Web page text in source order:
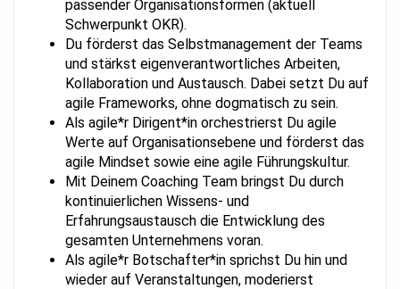
passender Organisationsformen (aktuell
Schwerpunkt OKR).
Du förderst das Selbstmanagement der Teams
und stärkst eigenverantwortliches Arbeiten,
Kollaboration und Austausch. Dabei setzt Du auf
agile Frameworks, ohne dogmatisch zu sein.
Als agile*r Dirigent*in orchestrierst Du agile
Werte auf Organisationsebene und förderst das
agile Mindset sowie eine agile Führungskultur.
Mit Deinem Coaching Team bringst Du durch
kontinuierlichen Wissens- und
Erfahrungsaustausch die Entwicklung des
gesamten Unternehmens voran.
Als agile*r Botschafter*in sprichst Du hin und
wieder auf Veranstaltungen, moderierst